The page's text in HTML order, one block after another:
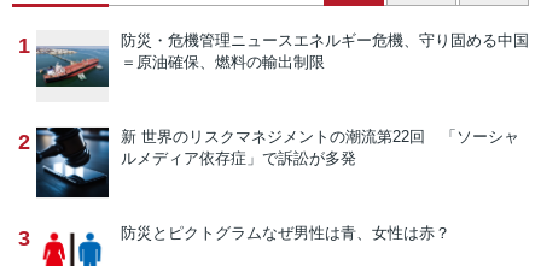
1 防災・危機管理ニュースエネルギー危機、守り固める中国
＝原油確保、燃料の輸出制限
2 新 世界のリスクマネジメントの潮流第22回 「ソーシャ
ルメディア依存症」で訴訟が多発
3 防災とピクトグラムなぜ男性は青、女性は赤？